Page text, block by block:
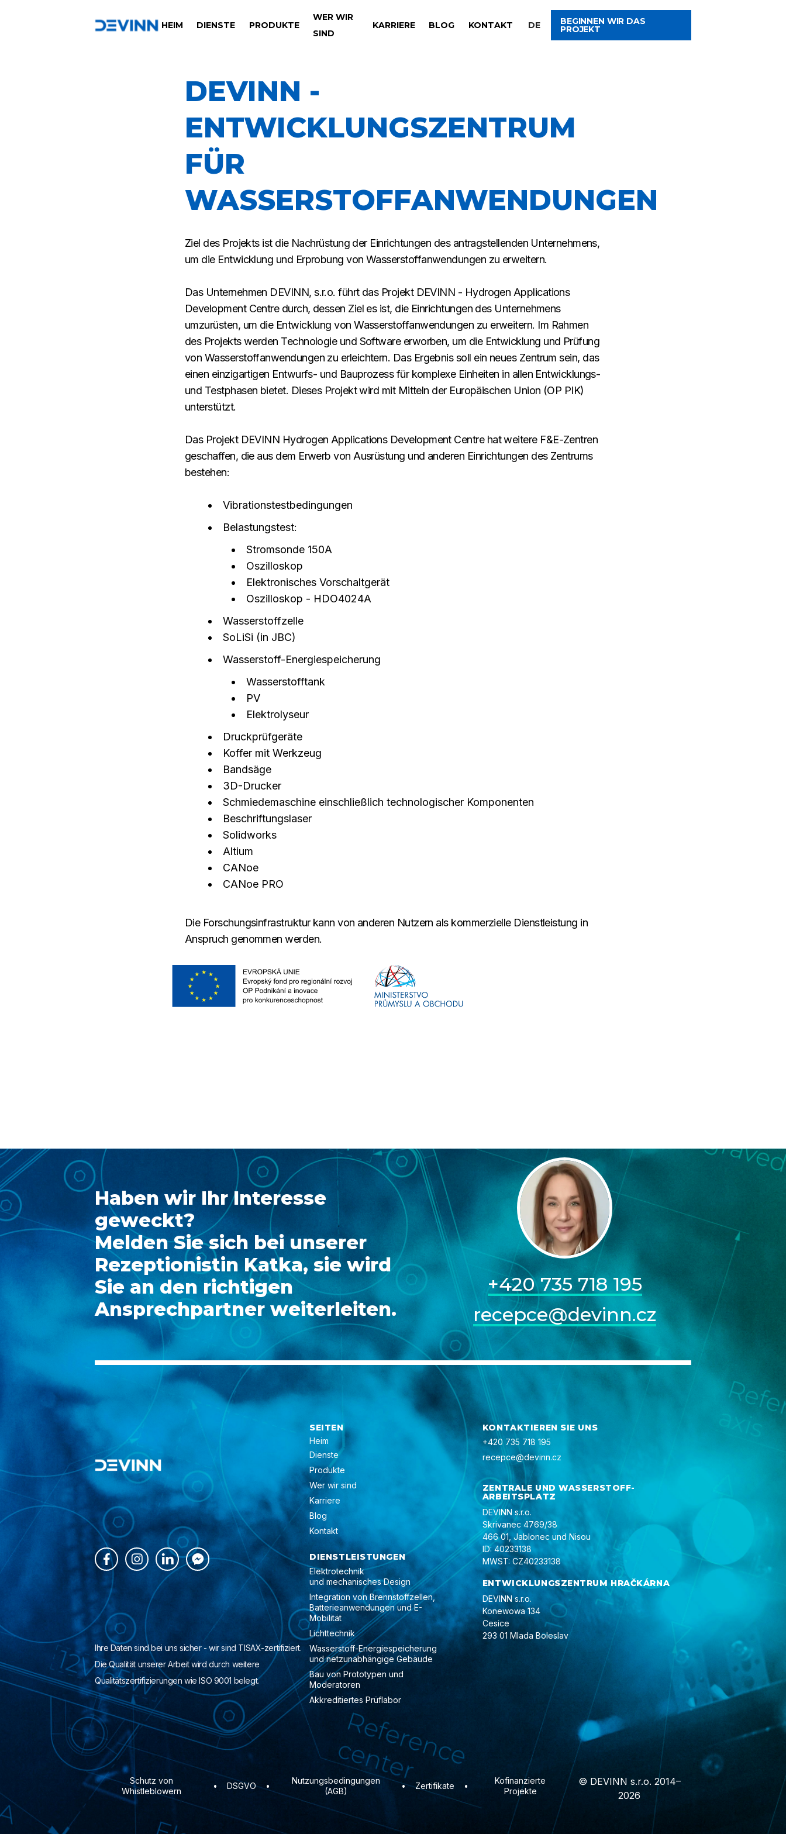
HEIM DIENSTE PRODUKTE
WER WIR
SIND
KARRIERE BLOG KONTAKT DE BEGINNEN WIR DAS
PROJEKT
DEVINN -
ENTWICKLUNGSZENTRUM
FÜR
WASSERSTOFFANWENDUNGEN
Ziel des Projekts ist die Nachrüstung der Einrichtungen des antragstellenden Unternehmens,
um die Entwicklung und Erprobung von Wasserstoffanwendungen zu erweitern.
Das Unternehmen DEVINN, s.r.o. führt das Projekt DEVINN - Hydrogen Applications
Development Centre durch, dessen Ziel es ist, die Einrichtungen des Unternehmens
umzurüsten, um die Entwicklung von Wasserstoffanwendungen zu erweitern. Im Rahmen
des Projekts werden Technologie und Software erworben, um die Entwicklung und Prüfung
von Wasserstoffanwendungen zu erleichtern. Das Ergebnis soll ein neues Zentrum sein, das
einen einzigartigen Entwurfs- und Bauprozess für komplexe Einheiten in allen Entwicklungs-
und Testphasen bietet. Dieses Projekt wird mit Mitteln der Europäischen Union (OP PIK)
unterstützt.
Das Projekt DEVINN Hydrogen Applications Development Centre hat weitere F&E-Zentren
geschaffen, die aus dem Erwerb von Ausrüstung und anderen Einrichtungen des Zentrums
bestehen:
Vibrationstestbedingungen
Belastungstest:
Stromsonde 150A
Oszilloskop
Elektronisches Vorschaltgerät
Oszilloskop - HDO4024A
Wasserstoffzelle
SoLiSi (in JBC)
Wasserstoff-Energiespeicherung
Wasserstofftank
PV
Elektrolyseur
Druckprüfgeräte
Koffer mit Werkzeug
Bandsäge
3D-Drucker
Schmiedemaschine einschließlich technologischer Komponenten
Beschriftungslaser
Solidworks
Altium
CANoe
CANoe PRO
Die Forschungsinfrastruktur kann von anderen Nutzern als kommerzielle Dienstleistung in
Anspruch genommen werden.
Haben wir Ihr Interesse
geweckt?
Melden Sie sich bei unserer
Rezeptionistin Katka, sie wird
Sie an den richtigen
Ansprechpartner weiterleiten.
+420 735 718 195
recepce@devinn.cz
   
Ihre Daten sind bei uns sicher - wir sind TISAX-zertifiziert.
Die Qualität unserer Arbeit wird durch weitere
Qualitätszertifizierungen wie ISO 9001 belegt.
SEITEN
Heim
Dienste
Produkte
Wer wir sind
Karriere
Blog
Kontakt
DIENSTLEISTUNGEN
Elektrotechnik
und mechanisches Design
Integration von Brennstoffzellen,
Batterieanwendungen und E-
Mobilität
Lichttechnik
Wasserstoff-Energiespeicherung
und netzunabhängige Gebäude
Bau von Prototypen und
Moderatoren
Akkreditiertes Prüflabor
KONTAKTIEREN SIE UNS
+420 735 718 195
recepce@devinn.cz
ZENTRALE UND WASSERSTOFF-
ARBEITSPLATZ
DEVINN s.r.o.
Skrivanec 4769/38
466 01, Jablonec und Nisou
ID: 40233138
MWST: CZ40233138
ENTWICKLUNGSZENTRUM HRAČKÁRNA
DEVINN s.r.o.
Konewowa 134
Cesice
293 01 Mlada Boleslav
Schutz von
Whistleblowern
• DSGVO •
Nutzungsbedingungen
(AGB)
• Zertifikate •
Kofinanzierte
Projekte
© DEVINN s.r.o. 2014–
2026